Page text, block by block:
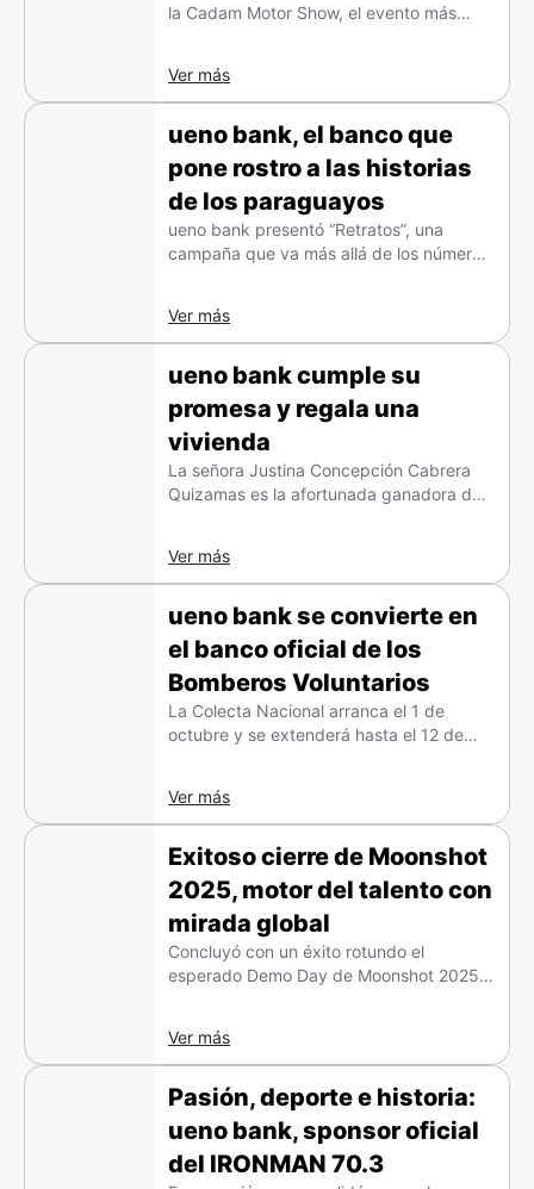
la Cadam Motor Show, el evento más
Ver más
ueno bank, el banco que
pone rostro a las historias
de los paraguayos
ueno bank presentó “Retratos”, una
campaña que va más allá de los números
Ver más
ueno bank cumple su
promesa y regala una
vivienda
La señora Justina Concepción Cabrera
Quizamas es la afortunada ganadora del
Ver más
ueno bank se convierte en
el banco oficial de los
Bomberos Voluntarios
La Colecta Nacional arranca el 1 de
octubre y se extenderá hasta el 12 de
Ver más
Exitoso cierre de Moonshot
2025, motor del talento con
mirada global
Concluyó con un éxito rotundo el
esperado Demo Day de Moonshot 2025,
Ver más
Pasión, deporte e historia:
ueno bank, sponsor oficial
del IRONMAN 70.3